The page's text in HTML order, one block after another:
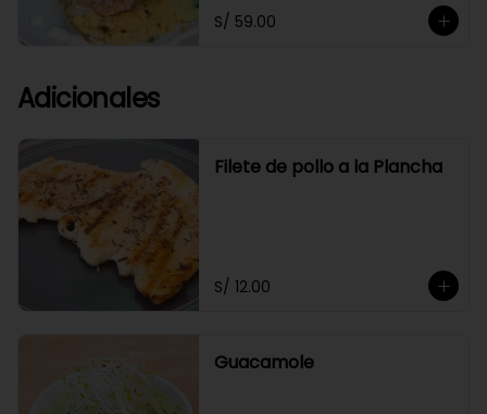
S/ 59.00
Adicionales
Filete de pollo a la Plancha
S/ 12.00
Guacamole